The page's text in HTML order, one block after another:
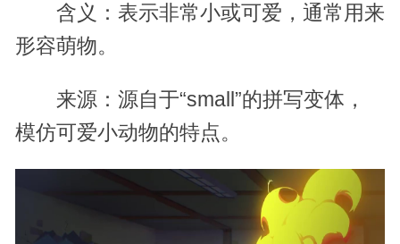
含义：表示非常小或可爱，通常用来
形容萌物。
来源：源自于“small”的拼写变体，
模仿可爱小动物的特点。